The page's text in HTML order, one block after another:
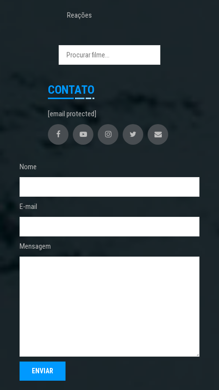
Reações
CONTATO
[email protected]
Nome
E-mail
Mensagem